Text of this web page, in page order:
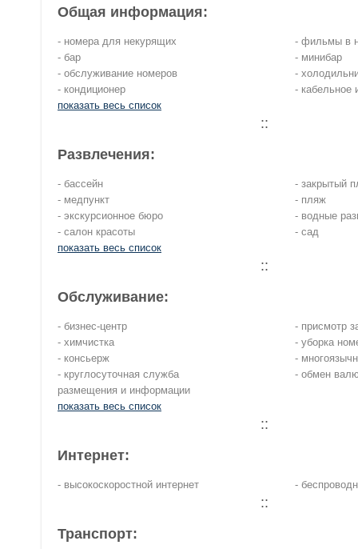
Общая информация:
- номера для некурящих
- бар
- обслуживание номеров
- кондиционер
показать весь список
- фильмы в
- минибар
-
- кабельное
::
Развлечения:
- бассейн
- медпункт
- экскурсионное бюро
- салон красоты
показать весь список
- закрытый
- пляж
- водные
- сад
::
Обслуживание:
- бизнес-центр
- химчистка
- консьерж
- круглосуточная служба
размещения и информации
показать весь список
- присмотр
- уборка
-
- обмен
::
Интернет:
- высокоскоростной интернет -
::
Транспорт: